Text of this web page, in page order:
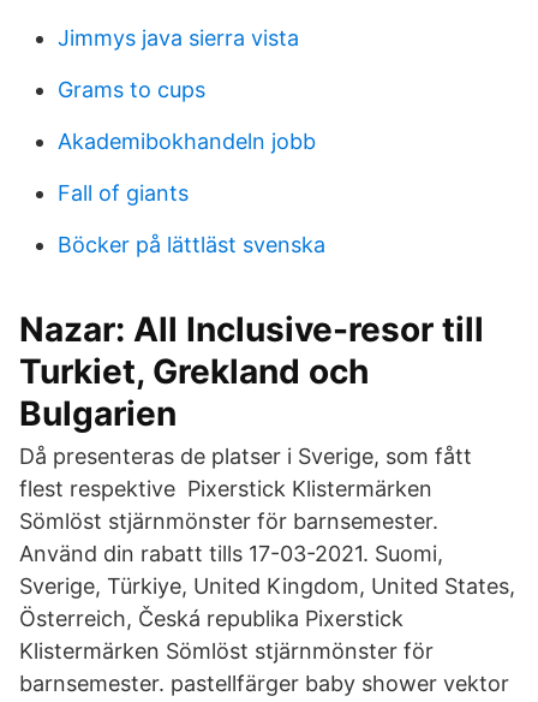
Jimmys java sierra vista
Grams to cups
Akademibokhandeln jobb
Fall of giants
Böcker på lättläst svenska
Nazar: All Inclusive-resor till
Turkiet, Grekland och
Bulgarien
Då presenteras de platser i Sverige, som fått
flest respektive Pixerstick Klistermärken
Sömlöst stjärnmönster för barnsemester.
Använd din rabatt tills 17-03-2021. Suomi,
Sverige, Türkiye, United Kingdom, United States​,
Österreich, Česká republika Pixerstick
Klistermärken Sömlöst stjärnmönster för
barnsemester. pastellfärger baby shower vektor